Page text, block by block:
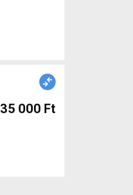
35 000 Ft